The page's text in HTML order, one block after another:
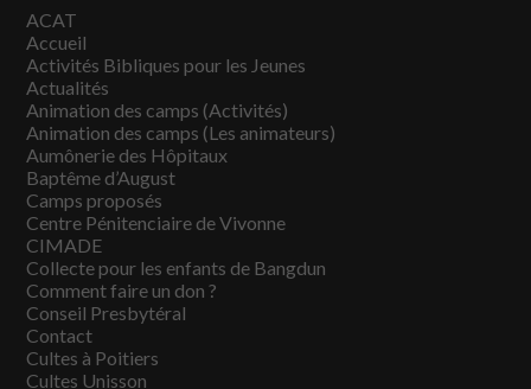
ACAT
Accueil
Activités Bibliques pour les Jeunes
Actualités
Animation des camps (Activités)
Animation des camps (Les animateurs)
Aumônerie des Hôpitaux
Baptême d’August
Camps proposés
Centre Pénitenciaire de Vivonne
CIMADE
Collecte pour les enfants de Bangdun
Comment faire un don ?
Conseil Presbytéral
Contact
Cultes à Poitiers
Cultes Unisson